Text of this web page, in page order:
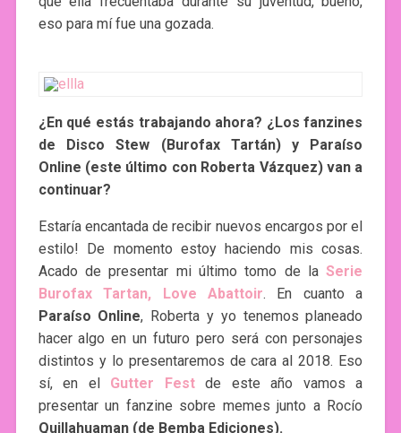
eso para mí fue una gozada.
¿En qué estás trabajando ahora? ¿Los fanzines
de Disco Stew (Burofax Tartán) y Paraíso
Online (este último con Roberta Vázquez) van a
continuar?
Estaría encantada de recibir nuevos encargos por el
estilo! De momento estoy haciendo mis cosas.
Acado de presentar mi último tomo de laSerie
Burofax Tartan, Love Abattoir. En cuanto a
Paraíso Online, Roberta y yo tenemos planeado
hacer algo en un futuro pero será con personajes
distintos y lo presentaremos de cara al 2018. Eso
sí, en el Gutter Festde este año vamos a
presentar un fanzine sobre memes junto a Rocío
Quillahuaman (de Bemba Ediciones).